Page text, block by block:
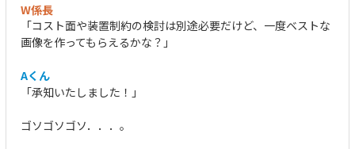
W係長
「コスト面や装置制約の検討は別途必要だけど、一度ベストな
画像を作ってもらえるかな？」
Aくん
「承知いたしました！」
ゴソゴソゴソ．．．。